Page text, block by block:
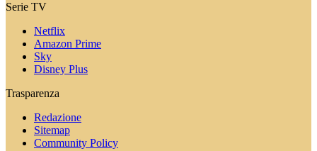
Serie TV
Netflix
Amazon Prime
Sky
Disney Plus
Trasparenza
Redazione
Sitemap
Community Policy